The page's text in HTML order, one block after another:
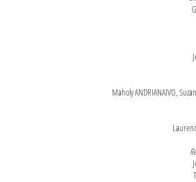
Maholy ANDRIANAIVO,